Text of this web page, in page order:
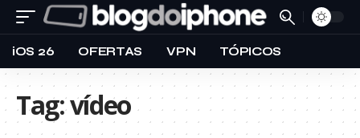
iOS 26 OFERTAS VPN TÓPICOS
Tag:vídeo